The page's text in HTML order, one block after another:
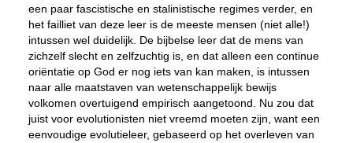
een paar fascistische en stalinistische regimes verder, en
het failliet van deze leer is de meeste mensen (niet alle!)
intussen wel duidelijk. De bijbelse leer dat de mens van
zichzelf slecht en zelfzuchtig is, en dat alleen een continue
oriëntatie op God er nog iets van kan maken, is intussen
naar alle maatstaven van wetenschappelijk bewijs
volkomen overtuigend empirisch aangetoond. Nu zou dat
juist voor evolutionisten niet vreemd moeten zijn, want een
eenvoudige evolutieleer, gebaseerd op het overleven van